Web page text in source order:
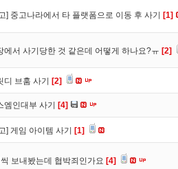
] 중고나라에서 타 플랫폼으로 이동 후 사기 [1]
에서 사기당한 것 같은데 어떻게 하나요?ㅠ [2]
디 브훔 사기 [2]
엠인대부 사기 [4]
] 게임 아이템 사기 [1]
보내봤는데 협박죄인가요 [4]